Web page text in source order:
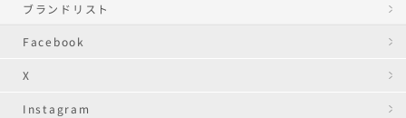
ブランドリスト
Facebook
X
Instagram